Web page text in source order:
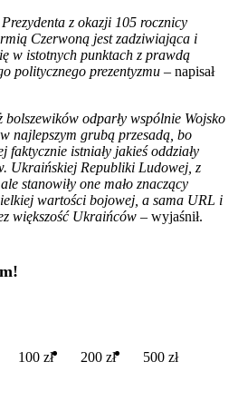
z okazji 105 rocznicy
Czerwoną jest zadziwiająca i
w istotnych punktach z prawdą
politycznego prezentyzmu – napisał
bolszewików odparły wspólnie Wojsko
najlepszym grubą przesadą, bo
faktycznie istniały jakieś oddziały
Ukraińskiej Republiki Ludowej, z
stanowiły one mało znaczący
wartości bojowej, a sama URL i
większość Ukraińców – wyjaśnił.
100 zł 200 zł 500 zł